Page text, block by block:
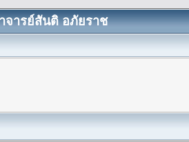
จารย์สันติ อภัยราช